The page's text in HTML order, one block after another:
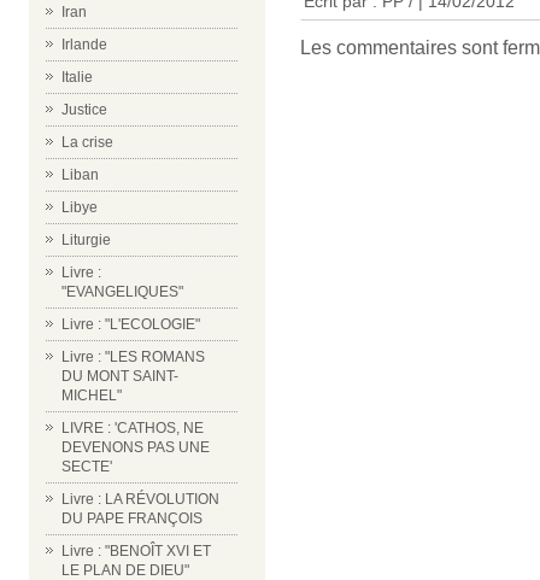
Iran
Irlande
Italie
Justice
La crise
Liban
Libye
Liturgie
Livre :
"EVANGELIQUES"
Livre : "L'ECOLOGIE"
Livre : "LES ROMANS
DU MONT SAINT-
MICHEL"
LIVRE : 'CATHOS, NE
DEVENONS PAS UNE
SECTE'
Livre : LA RÉVOLUTION
DU PAPE FRANÇOIS
Livre : "BENOÎT XVI ET
LE PLAN DE DIEU"
Les commentaires sont